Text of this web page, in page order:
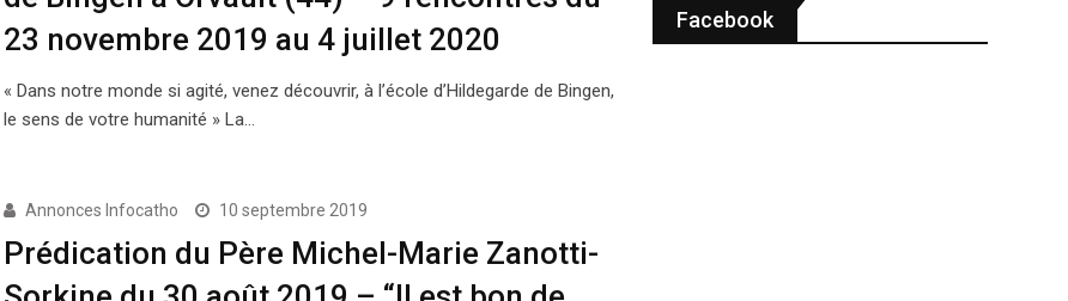
23 novembre 2019 au 4 juillet 2020
« Dans notre monde si agité, venez découvrir, à l’école d’Hildegarde de Bingen,
le sens de votre humanité » La…
Annonces Infocatho 10 septembre 2019
Prédication du Père Michel-Marie Zanotti-
Facebook